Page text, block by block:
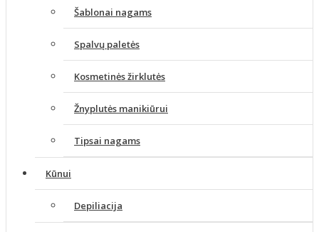
Šablonai nagams
Spalvų paletės
Kosmetinės žirklutės
Žnyplutės manikiūrui
Tipsai nagams
Kūnui
Depiliacija